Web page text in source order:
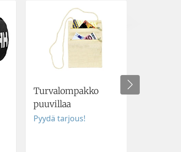
Turvalompakko
puuvillaa
Pyydä tarjous!